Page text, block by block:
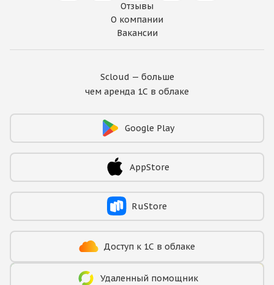
О компании
Отзывы
Вакансии
Scloud — больше
чем аренда 1С в облаке
Доступ к 1С в облаке
Удаленный помощник
Google Play
AppStore
RuStore
Здравствуйте! Поможем с
началом работы в нашем
сервисе , ответим на все